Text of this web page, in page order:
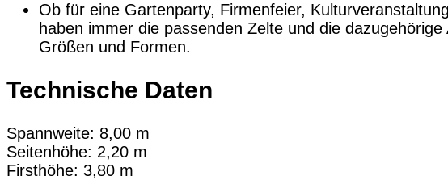
Ob für eine Gartenparty, Firmenfeier,
haben immer die passenden Zelte und die
Größen und Formen.
Technische Daten
Spannweite: 8,00 m
Seitenhöhe: 2,20 m
Firsthöhe: 3,80 m